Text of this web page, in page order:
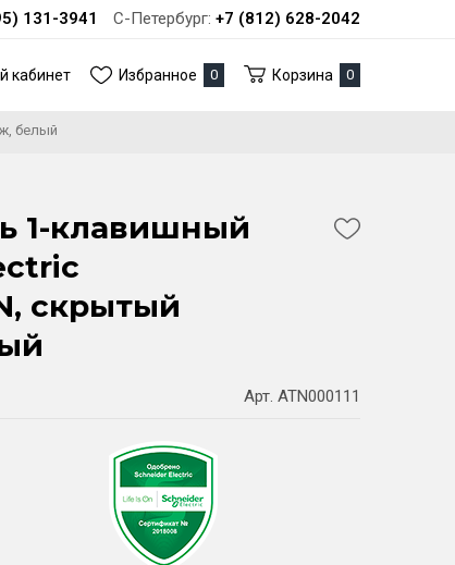
131-3941 С-Петербург: +7 (812) 628-2042
кабинет Избранное 0 Корзина 0
белый
1-клавишный
скрытый
Арт. ATN000111